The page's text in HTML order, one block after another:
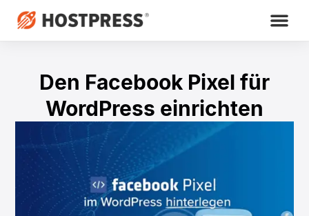
Den Facebook Pixel für
WordPress einrichten